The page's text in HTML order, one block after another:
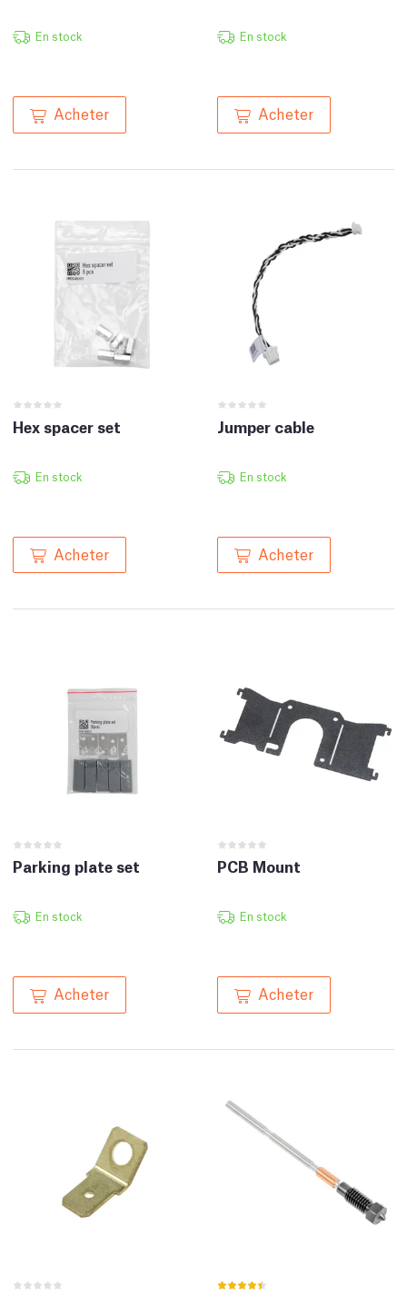
En stock
Acheter
En stock
Acheter
Hex spacer set
En stock
Acheter
Jumper cable
En stock
Acheter
Parking plate set
En stock
Acheter
PCB Mount
En stock
Acheter